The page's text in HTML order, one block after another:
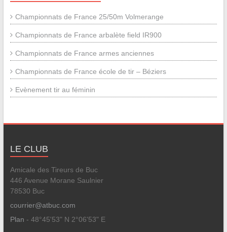
Championnats de France 25/50m Volmerange
Championnats de France arbalète field IR900
Championnats de France armes anciennes
Championnats de France école de tir – Béziers
Evènement tir au féminin
LE CLUB
Amicale des Tireurs de Buc
446 Avenue Morane Saulnier
78530 Buc
courrier@atbuc.com
Plan - 48°45'53" N 2°06'53" E